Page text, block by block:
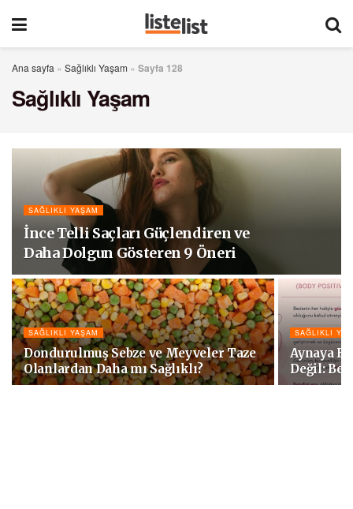
Ana sayfa » Sağlıklı Yaşam » Sayfa 128
Sağlıklı Yaşam
SAĞLIKLI YAŞAM
İnce Telli Saçları Güçlendiren ve
Daha Dolgun Gösteren 9 Öneri
SAĞLIKLI YAŞAM
Dondurulmuş Sebze ve Meyveler Taze
Olanlardan Daha mı Sağlıklı?
SAĞLIKLI
Aynaya
Değil: